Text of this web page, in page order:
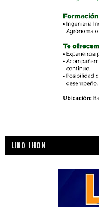
LINO JHON